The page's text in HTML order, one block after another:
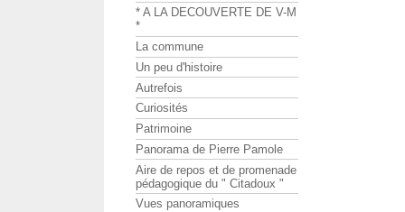
* A LA DECOUVERTE DE V-M
*
La commune
Un peu d'histoire
Autrefois
Curiosités
Patrimoine
Panorama de Pierre Pamole
Aire de repos et de promenade
pédagogique du " Citadoux "
Vues panoramiques